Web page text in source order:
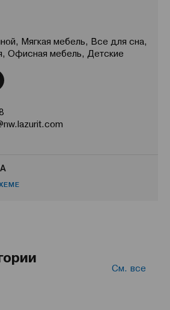
Мягкая мебель, Все для сна,
Офисная мебель, Детские
См. все